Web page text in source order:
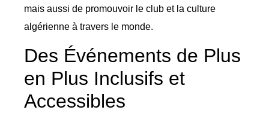
mais aussi de promouvoir le club et la culture
algérienne à travers le monde.
Des Événements de Plus
en Plus Inclusifs et
Accessibles